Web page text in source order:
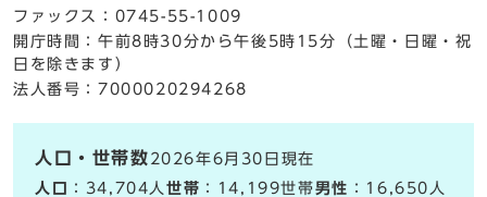
ファックス：0745-55-1009
開庁時間：午前8時30分から午後5時15分（土曜・日曜・祝
日を除きます）
法人番号：7000020294268
人口・世帯数 2026年6月30日現在
人口
：34,704人世帯 ：14,199世帯男性 ：16,650人